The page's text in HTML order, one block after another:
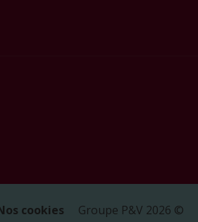
cookies Groupe P&V 2026 ©